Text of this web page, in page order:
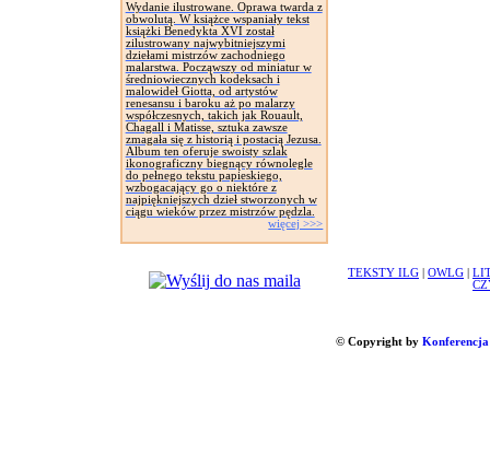
Wydanie ilustrowane. Oprawa twarda z
obwolutą. W książce wspaniały tekst
książki Benedykta XVI został
zilustrowany najwybitniejszymi
dziełami mistrzów zachodniego
malarstwa. Począwszy od miniatur w
średniowiecznych kodeksach i
malowideł Giotta, od artystów
renesansu i baroku aż po malarzy
współczesnych, takich jak Rouault,
Chagall i Matisse, sztuka zawsze
zmagała się z historią i postacią Jezusa.
Album ten oferuje swoisty szlak
ikonograficzny biegnący równolegle
do pełnego tekstu papieskiego,
wzbogacający go o niektóre z
najpiękniejszych dzieł stworzonych w
ciągu wieków przez mistrzów pędzla.
więcej >>>
TEKSTY ILG OWLG
© Copyright by Konferencja